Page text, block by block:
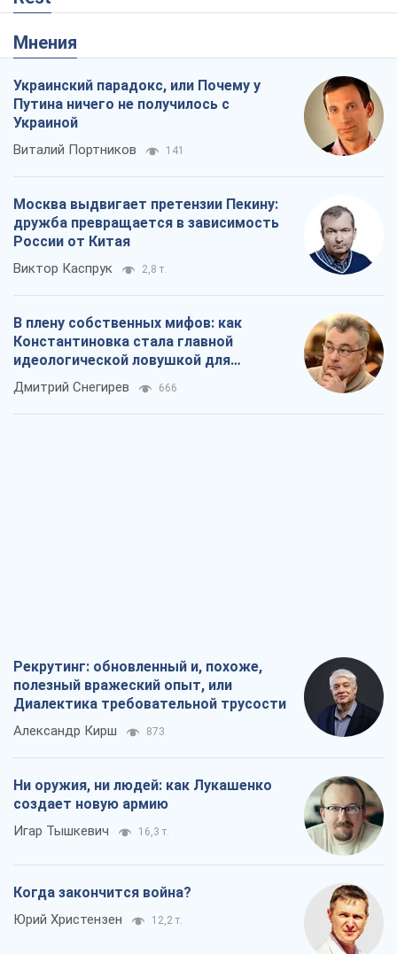
Мнения
Украинский парадокс, или Почему у
Путина ничего не получилось с
Украиной
Виталий Портников 141
Москва выдвигает претензии Пекину:
дружба превращается в зависимость
России от Китая
Виктор Каспрук 2,8 т.
В плену собственных мифов: как
Константиновка стала главной
идеологической ловушкой для
российских оккупантов
Дмитрий Снегирев 666
Рекрутинг: обновленный и, похоже,
полезный вражеский опыт, или
Диалектика требовательной трусости
Александр Кирш 873
Ни оружия, ни людей: как Лукашенко
создает новую армию
Игар Тышкевич 16,3 т.
Когда закончится война?
Юрий Христензен 12,2 т.